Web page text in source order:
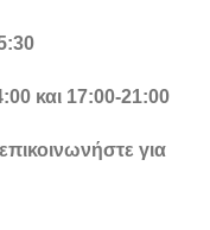
και 17:00-21:00
για